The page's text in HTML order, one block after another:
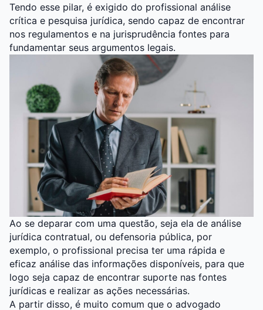
Tendo esse pilar, é exigido do profissional análise
crítica e pesquisa jurídica, sendo capaz de encontrar
nos regulamentos e na jurisprudência fontes para
fundamentar seus argumentos legais.
Ao se deparar com uma questão, seja ela de análise
jurídica contratual, ou defensoria pública, por
exemplo, o profissional precisa ter uma rápida e
eficaz análise das informações disponíveis, para que
logo seja capaz de encontrar suporte nas fontes
jurídicas e realizar as ações necessárias.
A partir disso, é muito comum que o advogado